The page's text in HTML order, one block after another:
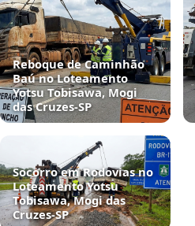
Reboque de Caminhão
Baú no Loteamento
Yotsu Tobisawa, Mogi
das Cruzes‑SP
Socorro em Rodovias no
Loteamento Yotsu
Tobisawa, Mogi das
Cruzes‑SP